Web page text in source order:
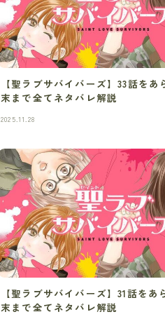
【聖ラブサバイバーズ】33話をあ
末まで全てネタバレ解説
2025.11.28
【聖ラブサバイバーズ】31話をあ
末まで全てネタバレ解説